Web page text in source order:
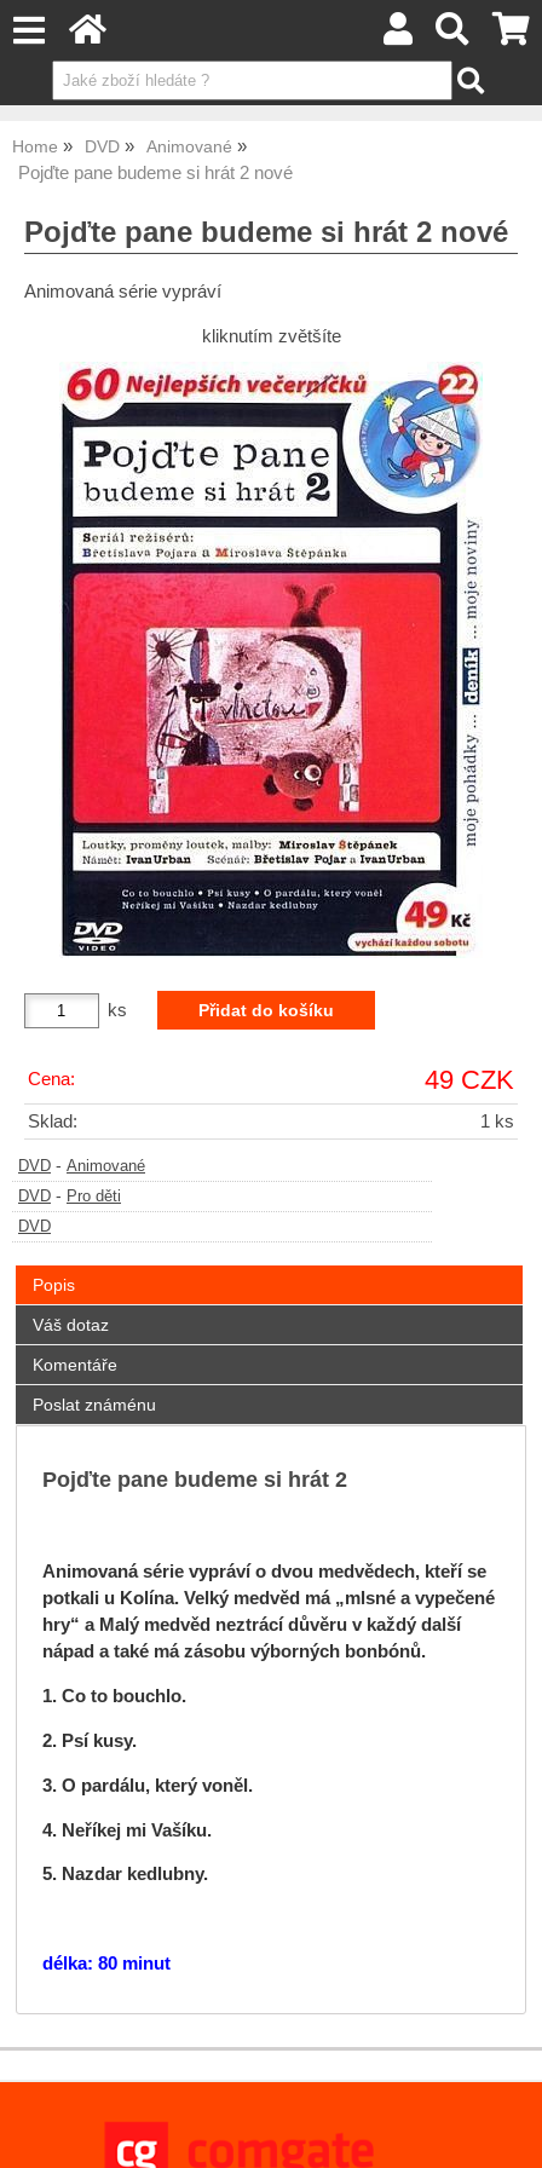
Home DVD Animované
Pojďte pane budeme si hrát 2 nové
Pojďte pane budeme si hrát 2 nové
Animovaná série vypráví
kliknutím zvětšíte
ks
Cena: 49 CZK
Sklad: 1 ks
DVD - Animované
DVD - Pro děti
DVD
Popis
Váš dotaz
Komentáře
Poslat známénu
Pojďte pane budeme si hrát 2
Animovaná série vypráví o dvou medvědech, kteří se
potkali u Kolína. Velký medvěd má „mlsné a vypečené
hry“ a Malý medvěd neztrácí důvěru v každý další
nápad a také má zásobu výborných bonbónů.
1. Co to bouchlo.
2. Psí kusy.
3. O pardálu, který voněl.
4. Neříkej mi Vašíku.
5. Nazdar kedlubny.
délka: 80 minut